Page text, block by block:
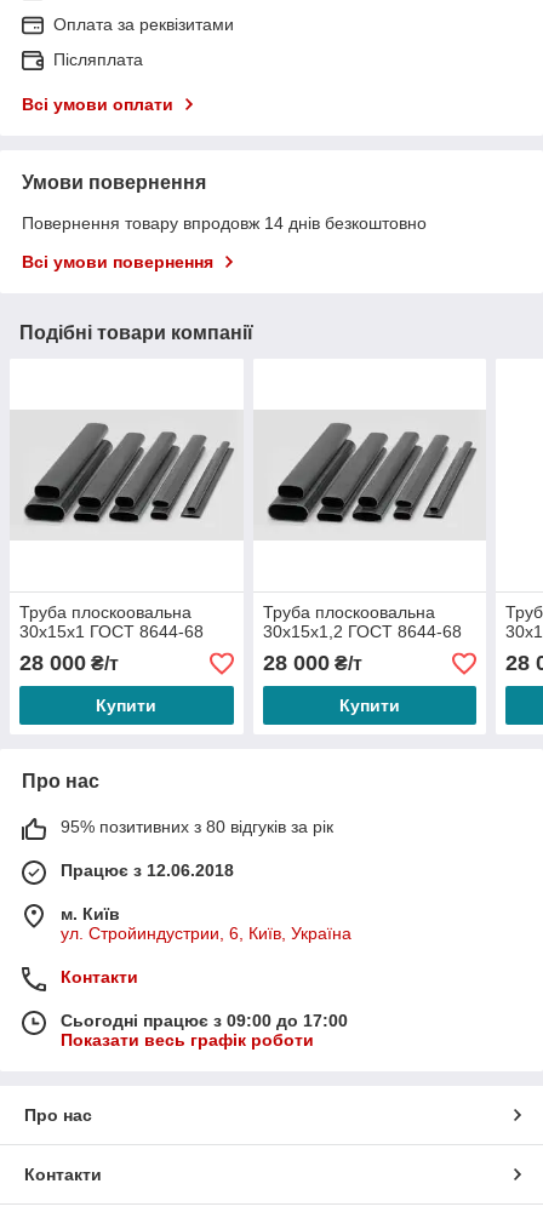
Оплата за реквізитами
Післяплата
Всі умови оплати
Умови повернення
Повернення товару впродовж 14 днів безкоштовно
Всі умови повернення
Подібні товари компанії
Труба плоскоовальна
30х15х1 ГОСТ 8644-68
28 000 ₴/т
Купити
Труба плоскоовальна
30х15х1,2 ГОСТ 8644-68
28 000₴/т
Купити
28
Про нас
95% позитивних з 80 відгуків за рік
Працює з 12.06.2018
м. Київ
ул. Стройиндустрии, 6, Київ, Україна
Контакти
Сьогодні працює з 09:00 до 17:00
Показати весь графік роботи
Про нас
Контакти